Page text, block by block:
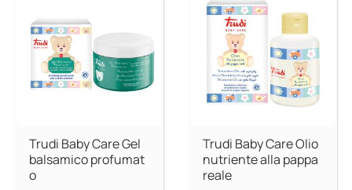
Trudi Baby Care Gel
balsamico profumat
o
Trudi Baby Care Olio
nutriente alla pappa
reale